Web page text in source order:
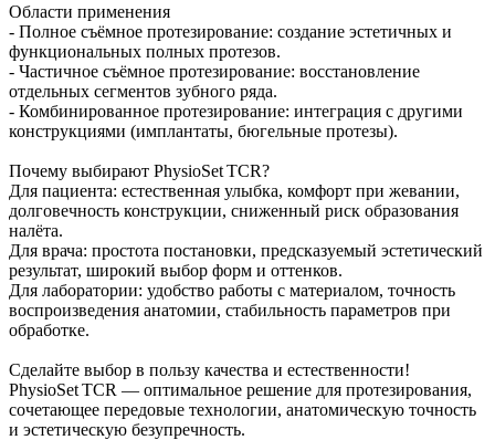
Области применения
- Полное съёмное протезирование: создание эстетичных и
функциональных полных протезов.
- Частичное съёмное протезирование: восстановление
отдельных сегментов зубного ряда.
- Комбинированное протезирование: интеграция с другими
конструкциями (имплантаты, бюгельные протезы).
Почему выбирают PhysioSet TCR?
Для пациента: естественная улыбка, комфорт при жевании,
долговечность конструкции, сниженный риск образования
налёта.
Для врача: простота постановки, предсказуемый эстетический
результат, широкий выбор форм и оттенков.
Для лаборатории: удобство работы с материалом, точность
воспроизведения анатомии, стабильность параметров при
обработке.
Сделайте выбор в пользу качества и естественности!
PhysioSet TCR — оптимальное решение для протезирования,
сочетающее передовые технологии, анатомическую точность
и эстетическую безупречность.